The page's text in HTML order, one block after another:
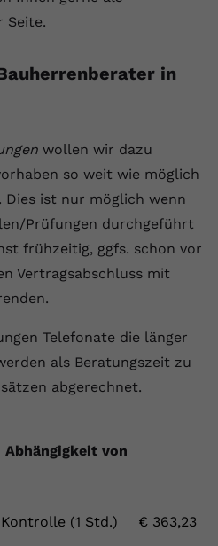
Seite.
in
wollen wir dazu
so weit wie möglich
ist nur möglich wenn
Prüfungen durchgeführt
frühzeitig, ggfs. schon vor
Vertragsabschluss mit
Telefonate die länger
als Beratungszeit zu
abgerechnet.
von
(1 Std.) € 363,23